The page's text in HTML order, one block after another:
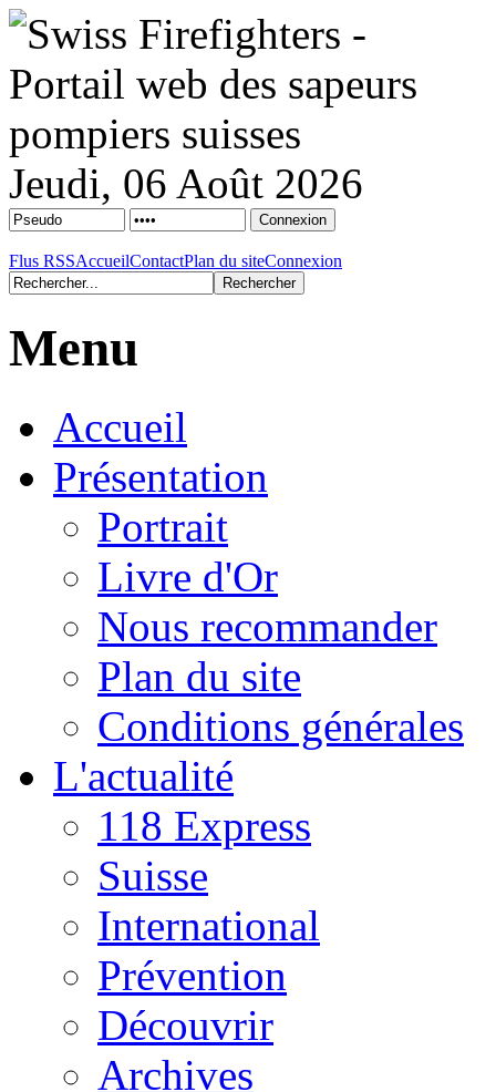
Jeudi, 06 Août 2026
Flus RSSAccueilContactPlan du siteConnexion
Menu
Accueil
Présentation
Portrait
Livre d'Or
Nous recommander
Plan du site
Conditions générales
L'actualité
118 Express
Suisse
International
Prévention
Découvrir
Archives